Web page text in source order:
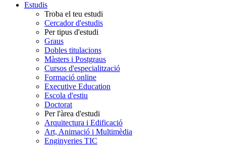
Estudis
Troba el teu estudi
Cercador d'estudis
Per tipus d'estudi
Graus
Dobles titulacions
Màsters i Postgraus
Cursos d'especialització
Formació online
Executive Education
Escola d'estiu
Doctorat
Per l'àrea d'estudi
Arquitectura i Edificació
Art, Animació i Multimèdia
Enginyeries TIC